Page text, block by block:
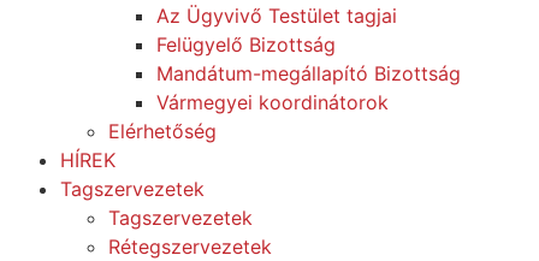
Az Ügyvivő Testület tagjai
Felügyelő Bizottság
Mandátum-megállapító Bizottság
Vármegyei koordinátorok
Elérhetőség
HÍREK
Tagszervezetek
Tagszervezetek
Rétegszervezetek